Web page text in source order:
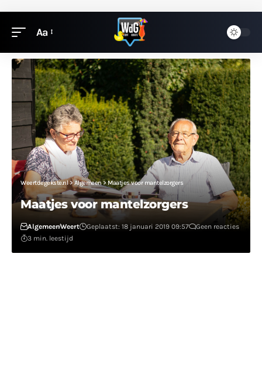
Aa
Weertdegekste.nl>Algemeen>Maatjes voor mantelzorgers
Maatjes voor mantelzorgers
AlgemeenWeert Geplaatst: 18 januari 2019 09:57
Geen reacties
3 min. leestijd